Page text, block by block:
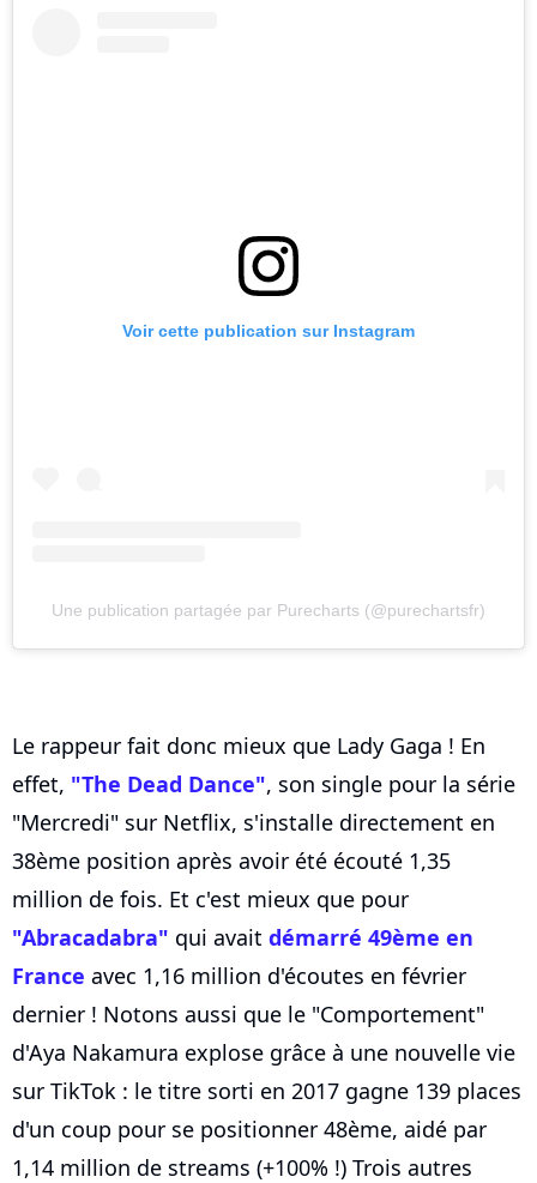
Voir cette publication sur Instagram
Une publication partagée par Purecharts (@purechartsfr)
Le rappeur fait donc mieux que Lady Gaga ! En
effet, "The Dead Dance", son single pour la série
"Mercredi" sur Netflix, s'installe directement en
38ème position après avoir été écouté 1,35
million de fois. Et c'est mieux que pour
"Abracadabra" qui avait démarré 49ème en
France avec 1,16 million d'écoutes en février
dernier ! Notons aussi que le "Comportement"
d'Aya Nakamura explose grâce à une nouvelle vie
sur TikTok : le titre sorti en 2017 gagne 139 places
d'un coup pour se positionner 48ème, aidé par
1,14 million de streams (+100% !) Trois autres